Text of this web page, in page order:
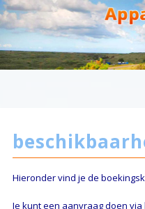
Hieronder vind je de
Je kunt een aanvraag doen via